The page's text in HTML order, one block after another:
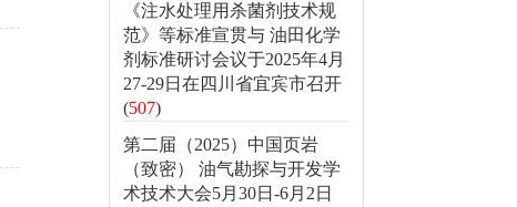
《注水处理用杀菌剂技术规
范》等标准宣贯与 油田化学
剂标准研讨会议于2025年4月
27-29日在四川省宜宾市召开
(507)
第二届（2025）中国页岩
（致密） 油气勘探与开发学
术技术大会5月30日-6月2日